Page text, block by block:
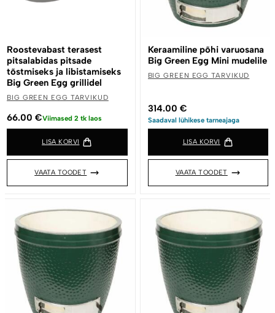
Roostevabast terasest
pitsalabidas pitsade
tõstmiseks ja libistamiseks
Big Green Egg grillidel
BIG GREEN EGG TARVIKUD
66.00 €Viimased 2 tk laos
LISA KORVI
VAATA TOODET
Keraamiline põhi varuosana
Big Green Egg Mini mudelile
BIG GREEN EGG TARVIKUD
314.00 €
Saadaval lühikese tarneajaga
LISA KORVI
VAATA TOODET